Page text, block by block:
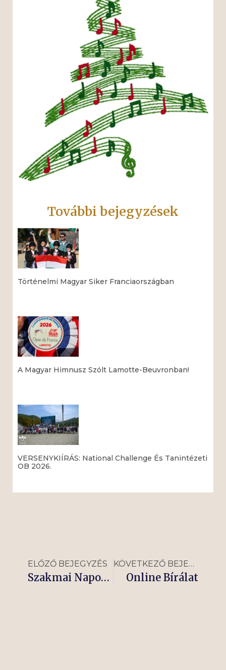
További bejegyzések
Történelmi Magyar Siker Franciaországban
A Magyar Himnusz Szólt Lamotte-Beuvronban!
VERSENYKIÍRÁS: National Challenge És Tanintézeti
OB 2026.
ELŐZŐ BEJEGYZÉS
Szakmai Napok programsorozat 2021
KÖVETKEZŐ BEJEGYZÉS
Online Bírálat